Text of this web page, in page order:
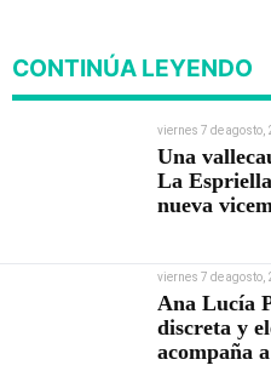
CONTINÚA LEYENDO
viernes 7 de agosto,
Una
La
nueva
viernes 7 de agosto,
Ana Lucía
discreta y
acompaña